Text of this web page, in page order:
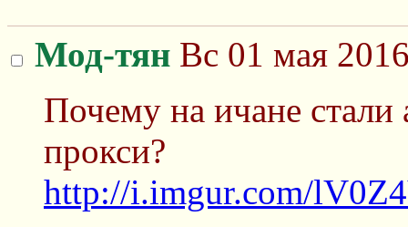
Мод-тян Вс 01 мая
Почему на ичане стали
прокси?
http://i.imgur.com/